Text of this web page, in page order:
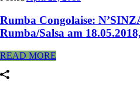
Rumba Congolaise:
Rumba/Salsa am
READ MORE